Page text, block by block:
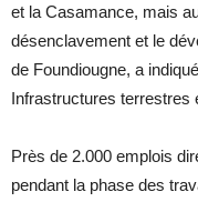
et la Casamance, mais
désenclavement et le
de Foundiougne, a
Infrastructures terrestres
Près de 2.000 emplois
pendant la phase des